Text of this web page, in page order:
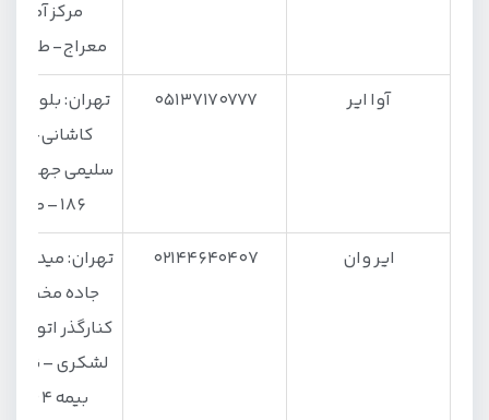
مرکز
معراج- طبقه
آوا ایر
۰۵۱۳۷۱۷۰۷۷۷
تهران: بلوار
کاشانی-
سلیمی جهرمی-
۱۸۶ – طبقه ۵
ایر وان
۰۲۱۴۴۶۴۰۴۰۷
تهران: میدان
جاده
کنارگذر
لشکری –